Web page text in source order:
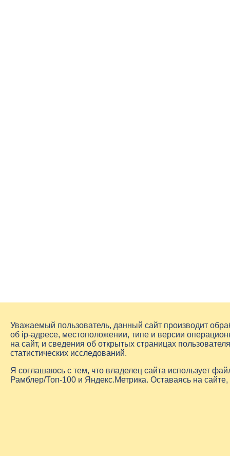
Уважаемый пользователь, данный сайт производит
об ip-адресе, местоположении, типе и версии
на сайт, и сведения об открытых страницах
статистических исследований.
Я соглашаюсь с тем, что владелец сайта использует
Рамблер/Топ-100 и Яндекс.Метрика. Оставаясь на